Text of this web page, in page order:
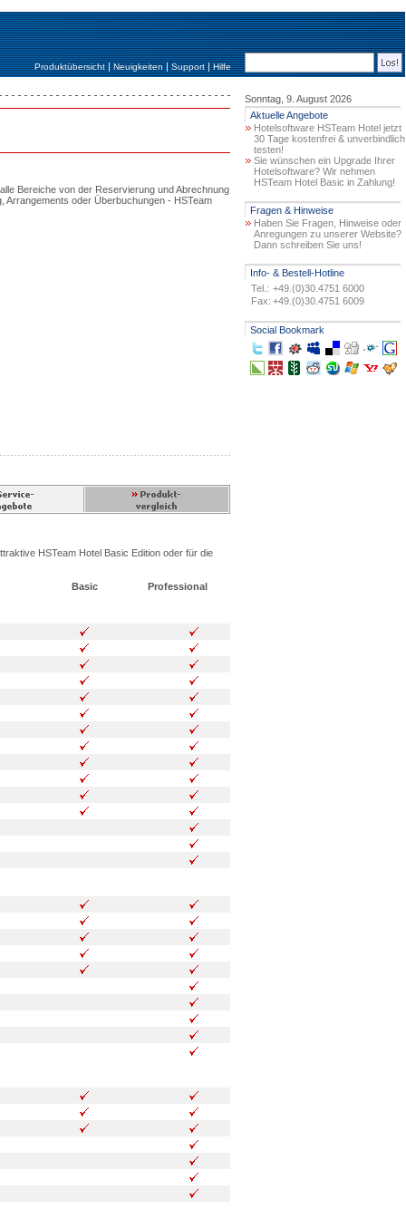
Produktübersicht|Neuigkeiten|Support|Hilfe
Bereiche von der Reservierung und Abrechnung
Arrangements oder Überbuchungen - HSTeam
HSTeam Hotel Basic Edition oder für die
Basic Professional
Sonntag, 9. August 2026
Aktuelle Angebote
Hotelsoftware HSTeam Hotel jetzt
30 Tage kostenfrei & unverbindlich
testen!
Sie wünschen ein Upgrade Ihrer
Hotelsoftware? Wir nehmen
HSTeam Hotel Basic in Zahlung!
Fragen & Hinweise
Haben Sie Fragen, Hinweise oder
Anregungen zu unserer Website?
Dann schreiben Sie uns!
Info- & Bestell-Hotline
Tel.: +49.(0)30.4751 6000
Fax: +49.(0)30.4751 6009
Social Bookmark